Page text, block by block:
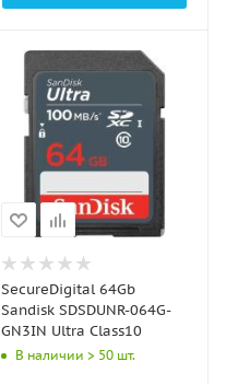
SecureDigital 64Gb
Sandisk SDSDUNR-064G-
GN3IN Ultra Class10
В наличии > 50 шт.